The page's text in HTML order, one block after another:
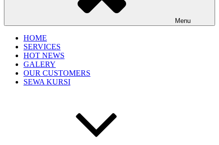
Menu
HOME
SERVICES
HOT NEWS
GALERY
OUR CUSTOMERS
SEWA KURSI